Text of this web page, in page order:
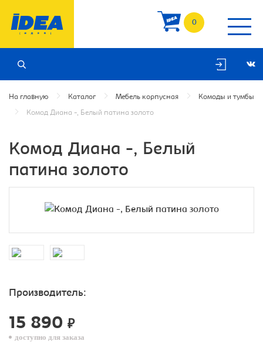
0
На главную Каталог Мебель корпусная Комоды и тумбы
Комод Диана -, Белый патина золото
Комод Диана -, Белый
патина золото
Производитель:
15 890 ₽
доступно для заказа